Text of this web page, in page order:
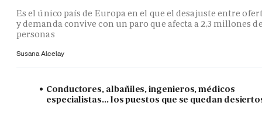
Es el único país de Europa en el que el desajuste entre
y demanda convive con un paro que afecta a 2,3 millones
personas
Susana Alcelay
Conductores, albañiles, ingenieros, médicos
especialistas... los puestos que se quedan